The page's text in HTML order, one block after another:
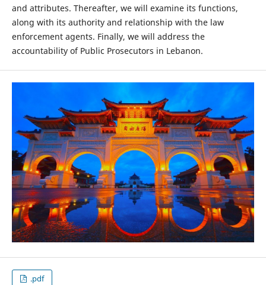
and attributes. Thereafter, we will examine its functions,
along with its authority and relationship with the law
enforcement agents. Finally, we will address the
accountability of Public Prosecutors in Lebanon.
.pdf